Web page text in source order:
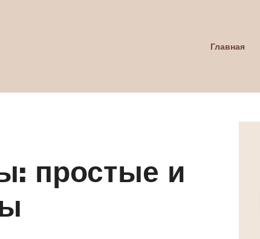
Главная
простые и